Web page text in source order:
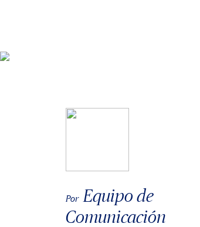
Por Equipo de
Comunicación